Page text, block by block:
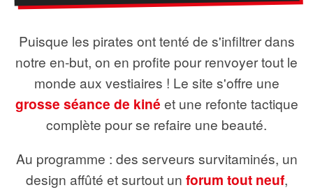
Puisque les pirates ont tenté de s'infiltrer dans
notre en-but, on en profite pour renvoyer tout le
monde aux vestiaires ! Le site s'offre une
grosse séance de kiné et une refonte tactique
complète pour se refaire une beauté.
Au programme : des serveurs survitaminés, un
design affûté et surtout un forum tout neuf,